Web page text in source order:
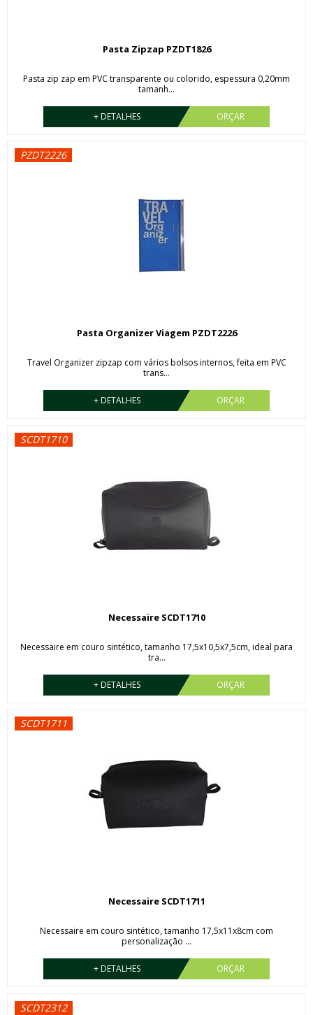
Pasta Zipzap PZDT1826
Pasta zip zap em PVC transparente ou colorido, espessura 0,20mm
tamanh...
+ DETALHES ORÇAR
PZDT2226
Pasta Organizer Viagem PZDT2226
Travel Organizer zipzap com vários bolsos internos, feita em PVC
trans...
+ DETALHES ORÇAR
SCDT1710
Necessaire SCDT1710
Necessaire em couro sintético, tamanho 17,5x10,5x7,5cm, ideal para
tra...
+ DETALHES ORÇAR
SCDT1711
Necessaire SCDT1711
Necessaire em couro sintético, tamanho 17,5x11x8cm com
personalização ...
+ DETALHES ORÇAR
SCDT2312